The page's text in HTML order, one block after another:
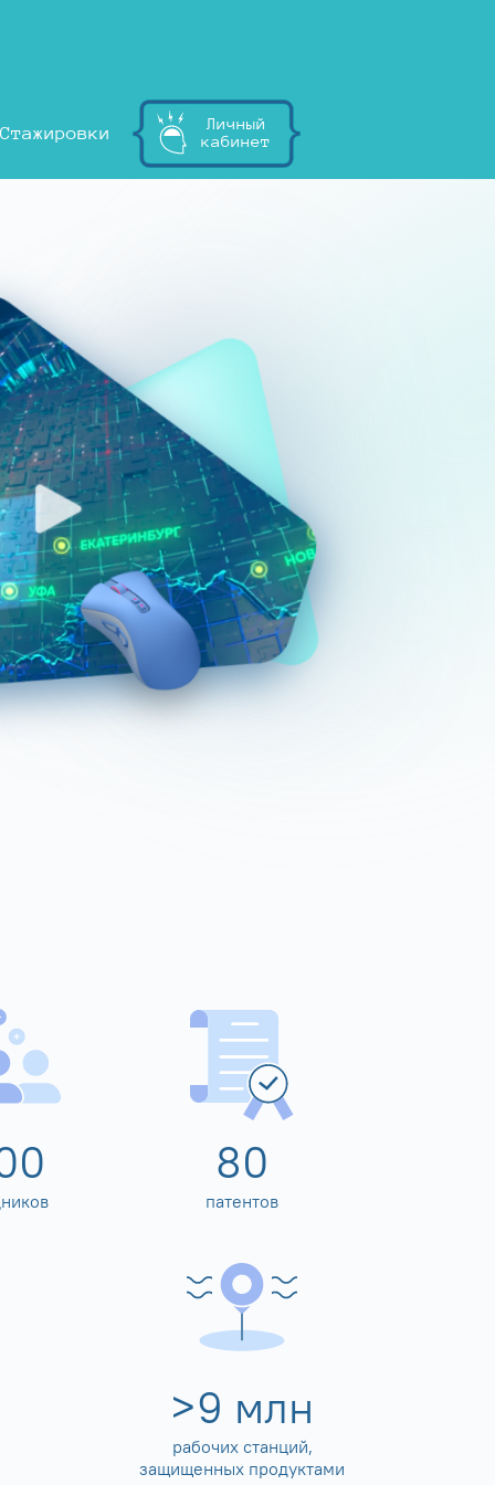
Стажировки
Личный
кабинет
80
патентов
>10 млн
рабочих станций,
защищенных продуктами